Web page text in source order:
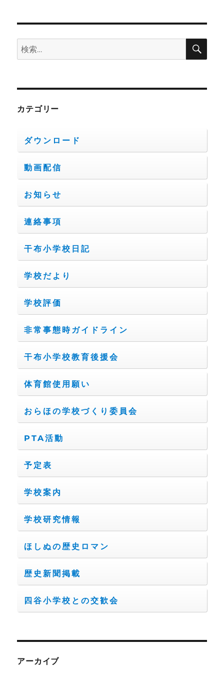
検
索:
検
カテゴリー
ダウンロード
動画配信
お知らせ
連絡事項
干布小学校日記
学校だより
学校評価
非常事態時ガイドライン
干布小学校教育後援会
体育館使用願い
おらほの学校づくり委員会
PTA活動
予定表
学校案内
学校研究情報
ほしぬの歴史ロマン
歴史新聞掲載
四谷小学校との交歓会
アーカイブ